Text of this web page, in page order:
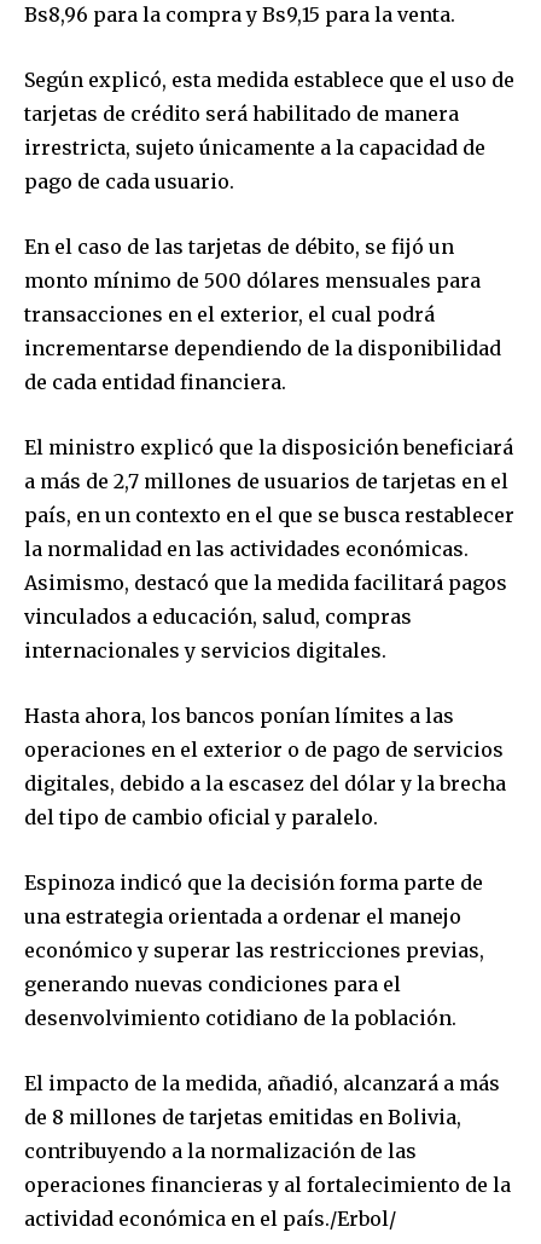
Join our community of
SUBSCRIBERS and be part of the
conversation.
To subscribe, simply enter your email address on our website
or click the subscribe button below. Don't worry, we respect
your privacy and won't spam your inbox. Your information is
safe with us.
SUBSCRIBE
Bs8,96 para la compra y Bs9,15 para la venta.
Según explicó, esta medida establece que el uso de
tarjetas de crédito será habilitado de manera
irrestricta, sujeto únicamente a la capacidad de
pago de cada usuario.
En el caso de las tarjetas de débito, se fijó un
monto mínimo de 500 dólares mensuales para
transacciones en el exterior, el cual podrá
incrementarse dependiendo de la disponibilidad
de cada entidad financiera.
El ministro explicó que la disposición beneficiará
a más de 2,7 millones de usuarios de tarjetas en el
país, en un contexto en el que se busca restablecer
la normalidad en las actividades económicas.
Asimismo, destacó que la medida facilitará pagos
vinculados a educación, salud, compras
internacionales y servicios digitales.
Hasta ahora, los bancos ponían límites a las
operaciones en el exterior o de pago de servicios
digitales, debido a la escasez del dólar y la brecha
del tipo de cambio oficial y paralelo.
Espinoza indicó que la decisión forma parte de
una estrategia orientada a ordenar el manejo
económico y superar las restricciones previas,
generando nuevas condiciones para el
desenvolvimiento cotidiano de la población.
El impacto de la medida, añadió, alcanzará a más
de 8 millones de tarjetas emitidas en Bolivia,
contribuyendo a la normalización de las
operaciones financieras y al fortalecimiento de la
actividad económica en el país./Erbol/